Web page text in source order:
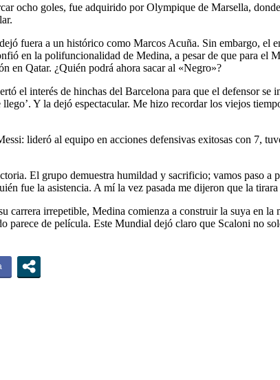
ocho goles, fue adquirido por Olympique de Marsella,
fuera a un histórico como Marcos Acuña. Sin embargo, el
en la polifuncionalidad de Medina, a pesar de que para el
en Qatar. ¿Quién podrá ahora sacar al «Negro»?
el interés de hinchas del Barcelona para que el defensor
Y la dejó espectacular. Me hizo recordar los viejos
lideró al equipo en acciones defensivas exitosas con 7,
El grupo demuestra humildad y sacrificio; vamos paso
fue la asistencia. A mí la vez pasada me dijeron que la
carrera irrepetible, Medina comienza a construir la suya en
parece de película. Este Mundial dejó claro que Scaloni no